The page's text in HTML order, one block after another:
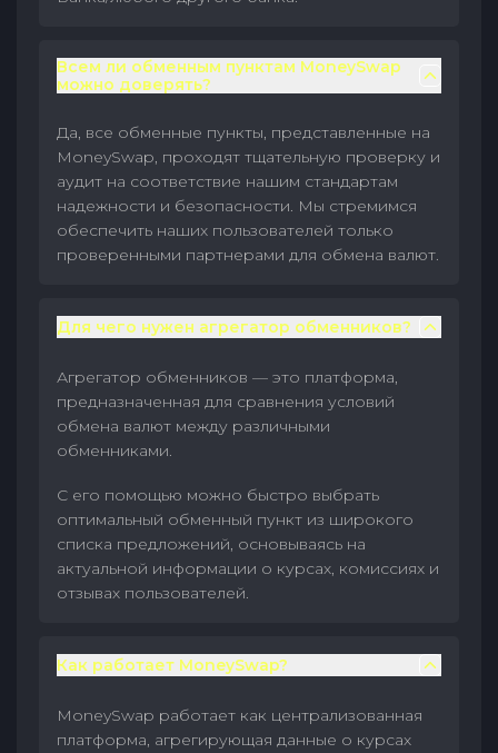
Всем ли обменным пунктам MoneySwap
можно доверять?
Да, все обменные пункты, представленные на
MoneySwap, проходят тщательную проверку и
аудит на соответствие нашим стандартам
надежности и безопасности. Мы стремимся
обеспечить наших пользователей только
проверенными партнерами для обмена валют.
Для чего нужен агрегатор обменников?
Агрегатор обменников — это платформа,
предназначенная для сравнения условий
обмена валют между различными
обменниками.
С его помощью можно быстро выбрать
оптимальный обменный пункт из широкого
списка предложений, основываясь на
актуальной информации о курсах, комиссиях и
отзывах пользователей.
Как работает MoneySwap?
MoneySwap работает как централизованная
платформа, агрегирующая данные о курсах